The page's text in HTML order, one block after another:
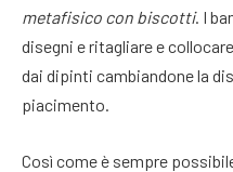
metafisico con biscotti. I
disegni e ritagliare e
dai dipinti cambiandone la
piacimento.
Così come è sempre